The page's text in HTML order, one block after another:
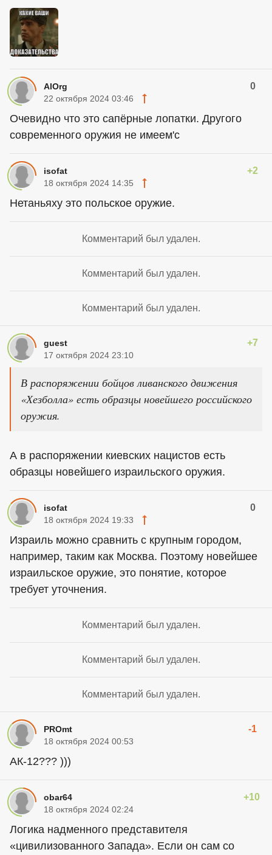
AlOrg 0
22 октября 2024 03:46
Очевидно что это сапёрные лопатки. Другого
современного оружия не имеем'с
isofat +2
18 октября 2024 14:35
Нетаньяху это польское оружие.
Комментарий был удален.
Комментарий был удален.
Комментарий был удален.
guest +7
17 октября 2024 23:10
В распоряжении бойцов ливанского движения
«Хезболла» есть образцы новейшего российского
оружия.
А в распоряжении киевских нацистов есть
образцы новейшего израильского оружия.
isofat 0
18 октября 2024 19:33
Израиль можно сравнить с крупным городом,
например, таким как Москва. Поэтому новейшее
израильское оружие, это понятие, которое
требует уточнения.
Комментарий был удален.
Комментарий был удален.
Комментарий был удален.
PROmt -1
18 октября 2024 00:53
АК-12??? )))
obar64 +10
18 октября 2024 02:24
Логика надменного представителя
«цивилизованного Запада». Если он сам со